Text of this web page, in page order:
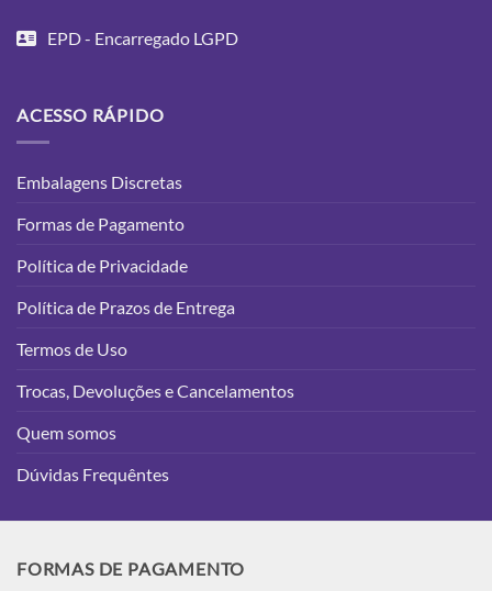
EPD - Encarregado LGPD
ACESSO RÁPIDO
Embalagens Discretas
Formas de Pagamento
Política de Privacidade
Política de Prazos de Entrega
Termos de Uso
Trocas, Devoluções e Cancelamentos
Quem somos
Dúvidas Frequêntes
FORMAS DE PAGAMENTO